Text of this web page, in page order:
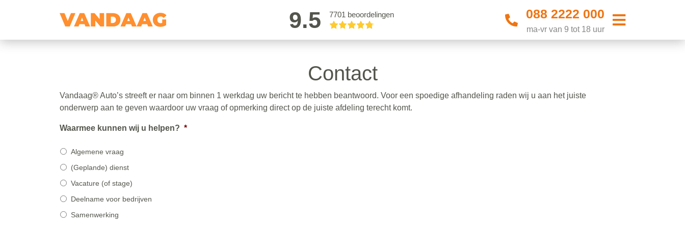
9.5 7701 beoordelingen 088 2222 000
ma-vr van 9 tot 18 uur
Contact
Vandaag® Auto’s streeft er naar om binnen 1 werkdag uw bericht te hebben beantwoord. Voor een spoedige afhandeling raden wij u aan het juiste
onderwerp aan te geven waardoor uw vraag of opmerking direct op de juiste afdeling terecht komt.
Waarmee kunnen wij u helpen? *
Algemene vraag
(Geplande) dienst
Vacature (of stage)
Deelname voor bedrijven
Samenwerking